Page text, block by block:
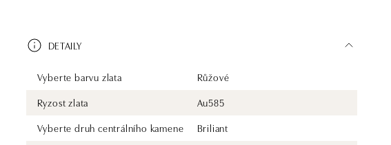
DETAILY
Vyberte barvu zlata
Růžové
Ryzost zlata
Au585
Vyberte druh centrálního kamene
Briliant